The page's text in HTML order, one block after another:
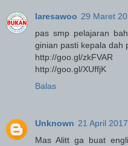
laresawoo 29 Maret
pas smp pelajaran
ginian pasti kepala dah
http://goo.gl/
http://goo.gl/XUffjK
Balas
Unknown 21 April
Mas Alitt ga buat